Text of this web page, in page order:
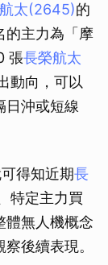
太(2645)的
的主力為「摩
張長榮航太
動向，可以
日沖或短線
得知近期長
特定主力買
體無人機概念
後續表現。